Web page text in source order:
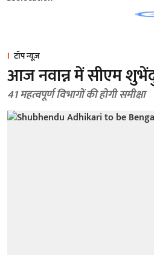
टॉप न्यूज़
आज नवान्न में सीएम
41 महत्वपूर्ण विभागों की होगी समीक्षा